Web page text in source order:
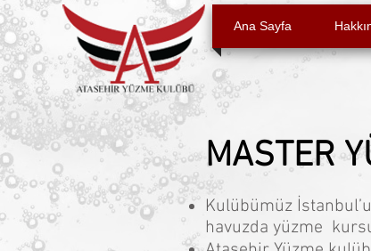
Ana Sayfa
MASTER
Kulübümüz
havuzda yüzme